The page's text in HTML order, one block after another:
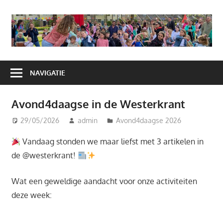
naar
inhoud
NAVIGATIE
Avond4daagse in de Westerkrant
29/05/2026 admin Avond4daagse 2026
Vandaag stonden we maar liefst met 3 artikelen in
de @westerkrant!
Wat een geweldige aandacht voor onze activiteiten
deze week: